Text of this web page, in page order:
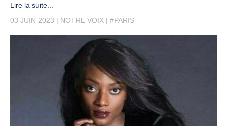
Lire la suite...
03 JUIN 2023
NOTRE VOIX #PARIS